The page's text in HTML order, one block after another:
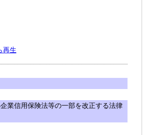
再生
業信用保険法等の一部を改正する法律